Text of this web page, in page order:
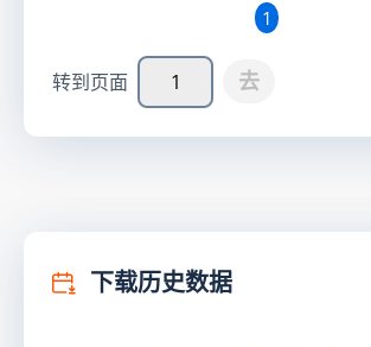
1
转到页面 去
下载历史数据